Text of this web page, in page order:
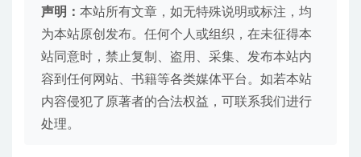
声明： 本站所有文章，如无特殊说明或标注，均
为本站原创发布。任何个人或组织，在未征得本
站同意时，禁止复制、盗用、采集、发布本站内
容到任何网站、书籍等各类媒体平台。如若本站
内容侵犯了原著者的合法权益，可联系我们进行
处理。